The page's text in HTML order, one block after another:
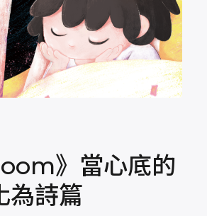
》當心底的
為詩篇